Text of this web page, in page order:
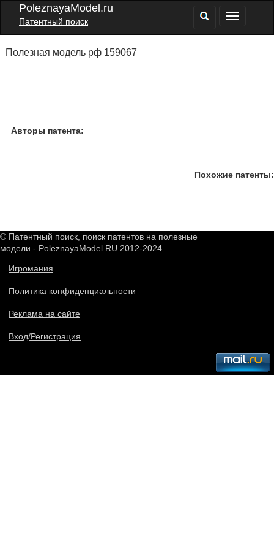
PoleznayaModel.ru
Патентный поиск
Полезная модель рф 159067
Авторы патента:
Похожие патенты:
© Патентный поиск, поиск патентов на полезные
модели - PoleznayaModel.RU 2012-2024
Игромания
Политика конфиденциальности
Реклама на сайте
Вход/Регистрация